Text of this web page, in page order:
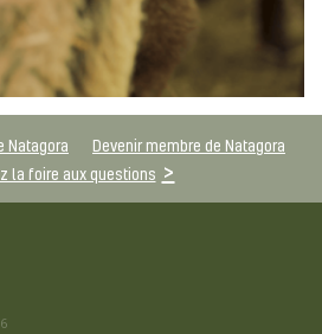
Natagora
Devenir membre de Natagora
la foire aux questions